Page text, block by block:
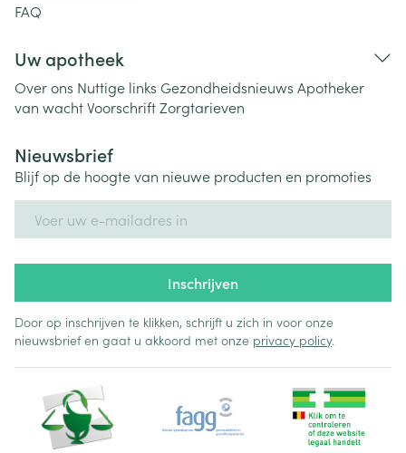
FAQ
Uw apotheek
Over ons Nuttige links Gezondheidsnieuws Apotheker
van wachtVoorschriftZorgtarieven
Nieuwsbrief
Blijf op de hoogte van nieuwe producten en promoties
Inschrijven
Door op inschrijven te klikken, schrijft u zich in voor onze
nieuwsbrief en gaat u akkoord met onze privacy policy.